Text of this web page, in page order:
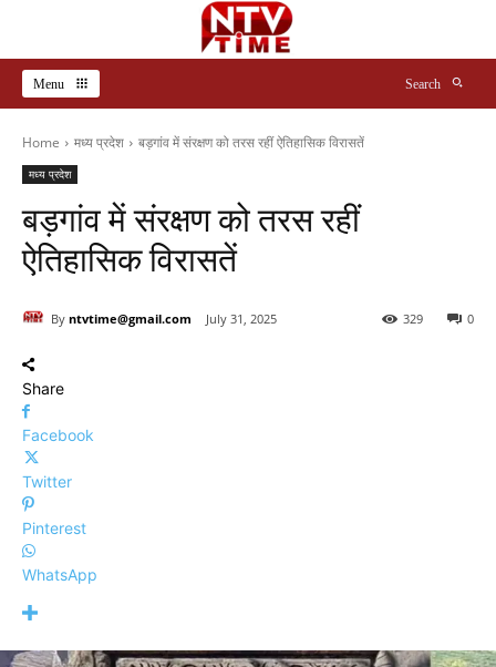
Menu Search
Home मध्य प्रदेश बड़गांव में संरक्षण को तरस रहीं ऐतिहासिक विरासतें
मध्य प्रदेश
बड़गांव में संरक्षण को तरस रहीं
ऐतिहासिक विरासतें
By ntvtime@gmail.com July 31, 2025 0
329
Share
Facebook
Twitter
Pinterest
WhatsApp